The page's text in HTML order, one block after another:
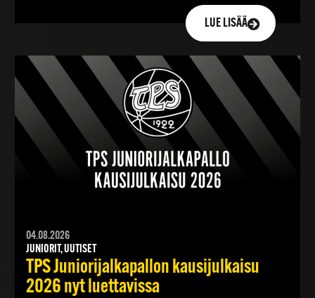
LUE LISÄÄ
04.08.2026
JUNIORIT, UUTISET
TPS Juniorijalkapallon kausijulkaisu
2026 nyt luettavissa